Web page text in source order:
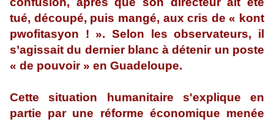
tué, découpé, puis mangé, aux cris de « kont
pwofitasyon ! ». Selon les observateurs, il
s’agissait du dernier blanc à détenir un poste
« de pouvoir » en Guadeloupe.
Cette situation humanitaire s'explique en
partie par une réforme économique menée